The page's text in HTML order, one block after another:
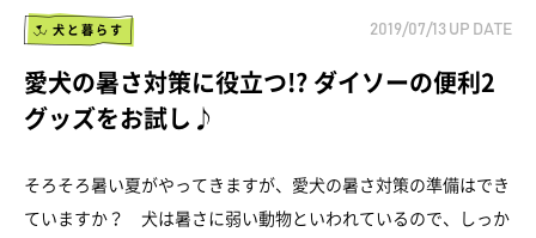
犬と暮らす 2019/07/13 UP DATE
愛犬の暑さ対策に役立つ!? ダイソーの便利2
グッズをお試し♪
そろそろ暑い夏がやってきますが、愛犬の暑さ対策の準備はでき
ていますか？ 犬は暑さに弱い動物といわれているので、しっか